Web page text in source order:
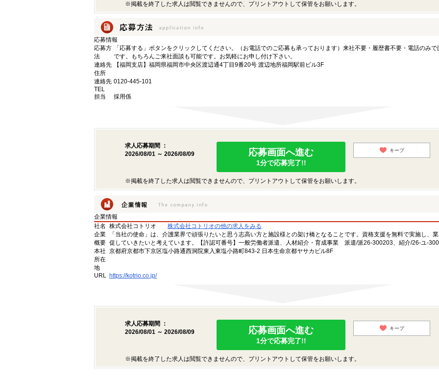
※掲載を終了した求人は閲覧できませんので、プリントアウトして保管をお願いします。
応募情報
応募方
法
「応募する」ボタンをクリックしてください。（お電話でのご応募も承っております）来社不要・履歴書不要・電話のみで
です。もちろんご来社面談も可能です。お気軽にお申し付け下さい。
連絡先
住所
【福岡支店】福岡県福岡市中央区渡辺通4丁目9番20号 渡辺地所福岡駅前ビル3F
連絡先
TEL
0120-445-101
担当 採用係
求人応募期間 ：
2026/08/01 ～ 2026/08/09
応募画面へ進む
1分で応募完了!!
キープ
※掲載を終了した求人は閲覧できませんので、プリントアウトして保管をお願いします。
企業情報
社名
株式会社コトリオ
株式会社コトリオの他の求人をみる
企業
概要
「当社の使命」は、介護業界で頑張りたいと思う志高い方と施設様との架け橋となることです。資格支援を無料で実施し、
促していきたいと考えています。【許認可番号】一般労働者派遣、人材紹介・育成事業 派遣/派26-300203、紹介/26-ユ-
本社
所在
地
京都府京都市下京区塩小路通西洞院東入東塩小路町843-2 日本生命京都ヤサカビル8F
URL https://kotrio.co.jp/
求人応募期間 ：
2026/08/01 ～ 2026/08/09
応募画面へ進む
1分で応募完了!!
キープ
※掲載を終了した求人は閲覧できませんので、プリントアウトして保管をお願いします。